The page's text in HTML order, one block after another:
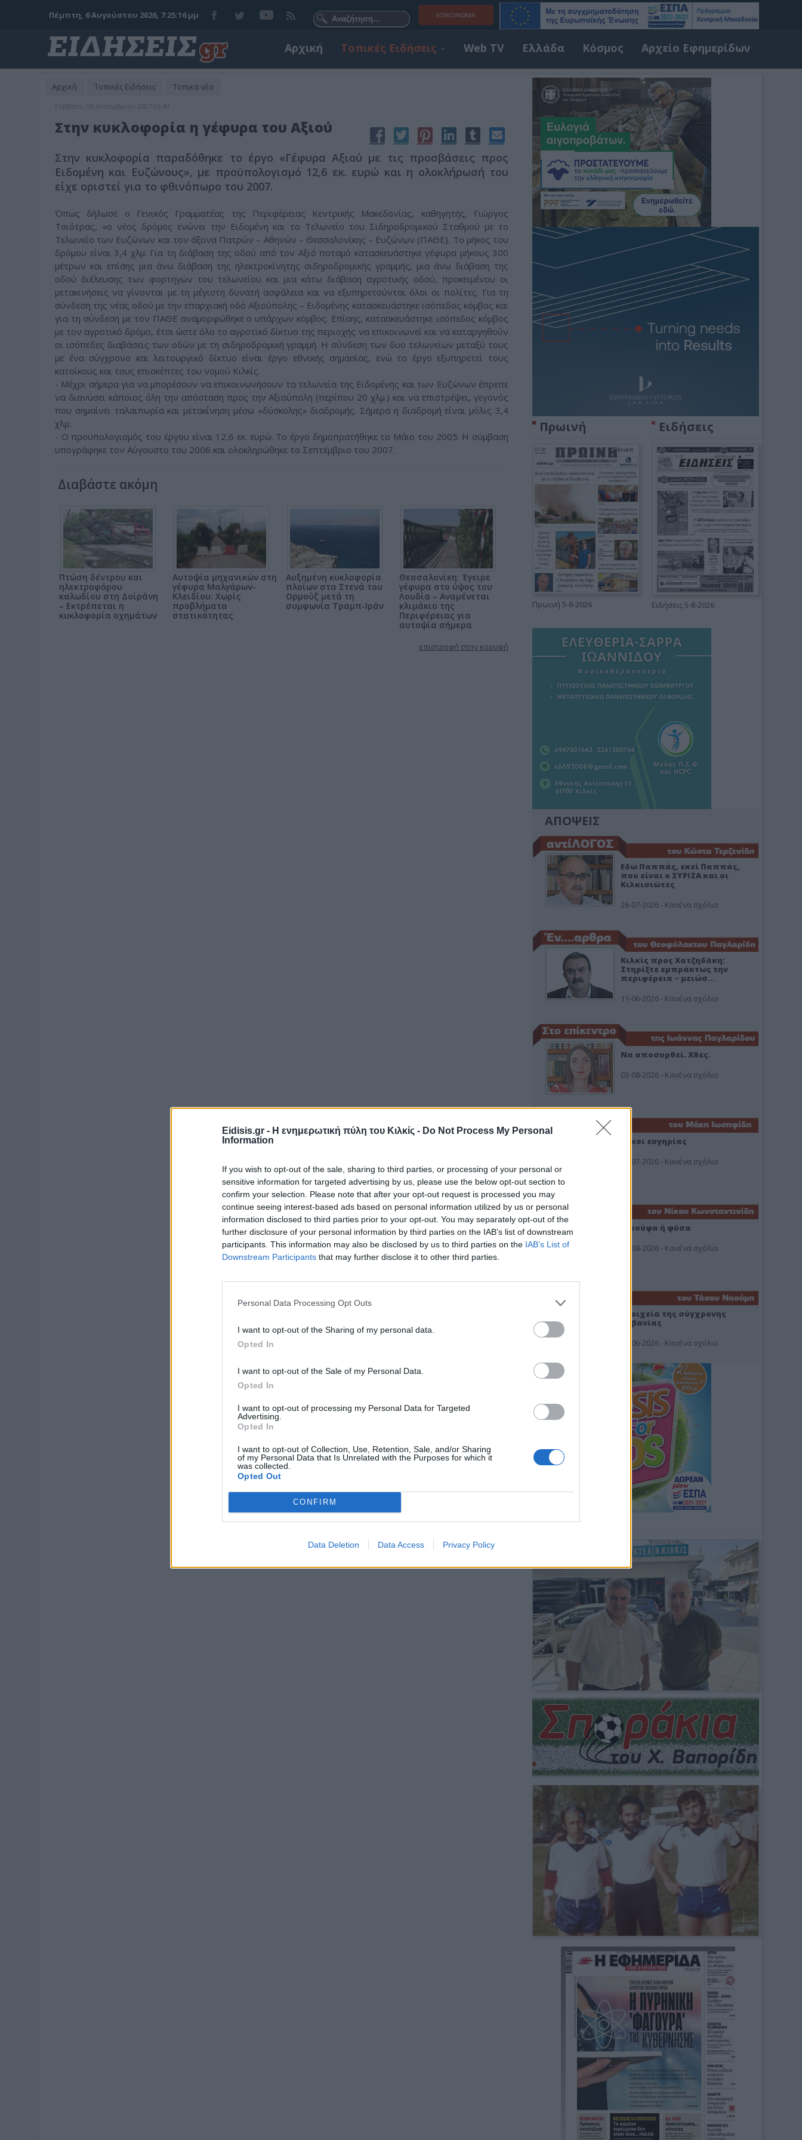
Eidisis.gr - Η ενημερωτική πύλη του Κιλκίς - Do Not Process My Personal
Information
If you wish to opt-out of the sale, sharing to third parties, or processing of your personal or
sensitive information for targeted advertising by us, please use the below opt-out section to
confirm your selection. Please note that after your opt-out request is processed you may
continue seeing interest-based ads based on personal information utilized by us or personal
information disclosed to third parties prior to your opt-out. You may separately opt-out of the
further disclosure of your personal information by third parties on the IAB’s list of downstream
participants. This information may also be disclosed by us to third parties on the IAB’s List of
Downstream Participants that may further disclose it to other third parties.
Personal Data Processing Opt Outs
I want to opt-out of the Sharing of my personal data.
Opted In
I want to opt-out of the Sale of my Personal Data.
Opted In
I want to opt-out of processing my Personal Data for Targeted
Advertising.
Opted In
I want to opt-out of Collection, Use, Retention, Sale, and/or Sharing
of my Personal Data that Is Unrelated with the Purposes for which it
was collected.
Opted Out
CONFIRM
Data Deletion Data Access Privacy Policy
ΕΠΙΚΟΙΝΩΝΊΑ
Πέμπτη, 6 Αυγούστου 2026, 7:25:17 μμ
Αρχική Τοπικές Ειδήσεις Web TV Ελλάδα Κόσμος Αρχείο Εφημερίδων
Αρχική Τοπικές Ειδήσεις Τοπικά νέα
Σάββατο, 08 Σεπτεμβρίου 2007 06:40
Στην κυκλοφορία η γέφυρα του Αξιού
Στην κυκλοφορία παραδόθηκε το έργο «Γέφυρα Αξιού με τις προσβάσεις προς
Ειδομένη και Ευζώνους», με προϋπολογισμό 12,6 εκ. ευρώ και η ολοκλήρωσή του
είχε οριστεί για το φθινόπωρο του 2007.
Όπως δήλωσε ο Γενικός Γραμματέας της Περιφέρειας Κεντρικής Μακεδονίας, καθηγητής, Γιώργος
Τσιότρας, «ο νέος δρόμος ενώνει την Ειδομένη και το Τελωνείο του Σιδηροδρομικού Σταθμού με το
Τελωνείο των Ευζώνων και τον άξονα Πατρών – Αθηνών – Θεσσαλονίκης – Ευζώνων (ΠΑΘΕ). Το μήκος του
δρόμου είναι 3,4 χλμ. Για τη διάβαση της οδού από τον Αξιό ποταμό κατασκευάστηκε γέφυρα μήκους 300
μέτρων και επίσης μια άνω διάβαση της ηλεκτροκίνητης σιδηροδρομικής γραμμής, μια άνω διάβαση της
οδού διέλευσης των φορτηγών του τελωνείου και μια κάτω διάβαση αγροτικής οδού, προκειμένου οι
μετακινήσεις να γίνονται με τη μέγιστη δυνατή ασφάλεια και να εξυπηρετούνται όλοι οι πολίτες. Για τη
σύνδεση της νέας οδού με την επαρχιακή οδό Αξιούπολης – Ειδομένης κατασκευάστηκε ισόπεδος κόμβος και
για τη σύνδεση με τον ΠΑΘΕ αναμορφώθηκε ο υπάρχων κόμβος. Επίσης, κατασκευάστηκε ισόπεδος κόμβος
με τον αγροτικό δρόμο, έτσι ώστε όλο το αγροτικό δίκτυο της περιοχής να επικοινωνεί και να καταργηθούν
οι ισόπεδες διαβάσεις των οδών με τη σιδηροδρομική γραμμή. Η σύνδεση των δυο τελωνείων μεταξύ τους
με ένα σύγχρονο και λειτουργικό δίκτυο είναι έργο εθνικής σημασίας, ενώ το έργο εξυπηρετεί τους
κατοίκους και τους επισκέπτες του νομού Κιλκίς.
- Μέχρι σήμερα για να μπορέσουν να επικοινωνήσουν τα τελωνεία της Ειδομένης και των Ευζώνων έπρεπε
να διανύσει κάποιος όλη την απόσταση προς την Αξιούπολη (περίπου 20 χλμ.) και να επιστρέψει, γεγονός
που σημαίνει ταλαιπωρία και μετακίνηση μέσω «δύσκολης» διαδρομής. Σήμερα η διαδρομή είναι μόλις 3,4
χλμ.
- Ο προϋπολογισμός του έργου είναι 12,6 εκ. ευρώ. Το έργο δημοπρατήθηκε το Μάιο του 2005. Η σύμβαση
υπογράφηκε τον Αύγουστο του 2006 και ολοκληρώθηκε το Σεπτέμβριο του 2007.
Διαβάστε ακόμη
Πτώση δέντρου και
ηλεκτροφόρου
καλωδίου στη Δοϊράνη
– Εκτρέπεται η
κυκλοφορία οχημάτων
Αυτοψία μηχανικών στη
γέφυρα Μαλγάρων-
Κλειδίου: Χωρίς
προβλήματα
στατικότητας
Αυξημένη κυκλοφορία
πλοίων στα Στενά του
Ορμούζ μετά τη
συμφωνία Τραμπ-Ιράν
Θεσσαλονίκη: Έγειρε
γέφυρα στο ύψος του
Λουδία – Αναμένεται
κλιμάκιο της
Περιφέρειας για
αυτοψία σήμερα
επιστροφή στην κορυφή
Πρωινή
Πρωινή 5-8-2026
Ειδήσεις
Ειδήσεις 5-8-2026
ΑΠΟΨΕΙΣ
Εδώ Παππάς, εκεί Παππάς,
που είναι ο ΣΥΡΙΖΑ και οι
Κιλκισιώτες
26-07-2026 - Κανένα σχόλιο
Κιλκίς προς Χατζηδάκη:
Στηρίξτε εμπράκτως την
περιφέρεια – μειώσ…
11-06-2026 - Κανένα σχόλιο
Να αποσυρθεί. Χθες.
03-08-2026 - Κανένα σχόλιο
Οίκοι ευγηρίας
24-07-2026 - Κανένα σχόλιο
Ή ρούφα ή φύσα
03-08-2026 - Κανένα σχόλιο
Στοιχεία της σύγχρονης
Αλβανίας
19-06-2026 - Κανένα σχόλιο
Φωτοσχόλιο